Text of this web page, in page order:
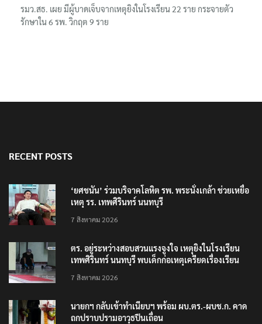
รมว.สธ. เผย มีผู้บาดเจ็บจากเหตุยิงในโรงเรียน 22 ราย กระจายตัว
รักษาใน 6 รพ. วิกฤต 9 ราย
RECENT POSTS
‘ยศชนัน’ ร่วมบริจาคโลหิต รพ. พระนั่งเกล้า ช่วยเหยื่อ
เหตุ รร. เทพศิรินทร์ นนทบุรี
7 สิงหาคม 2026
ตร. อยู่ระหว่างสอบสวนแรงจูงใจ เหตุยิงในโรงเรียน
เทพศิรินทร์ นนทบุรี พบเด็กก่อเหตุเครียดเรื่องเรียน
7 สิงหาคม 2026
นายกฯ กลับเข้าทำเนียบฯ พร้อม ผบ.ตร.-ผบช.ก. คาด
ถกปราบปรามอาวุธปืนเถื่อน